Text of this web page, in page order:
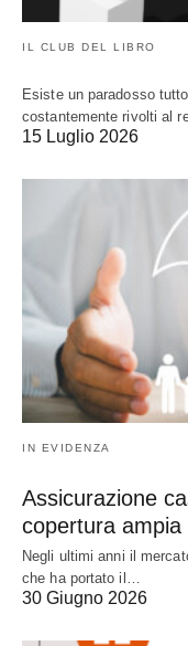
IL CLUB DEL LIBRO
Esiste un paradosso
costantemente rivolti al
15 Luglio 2026
IN EVIDENZA
Assicurazione
copertura
Negli ultimi anni il
che ha portato il…
30 Giugno 2026